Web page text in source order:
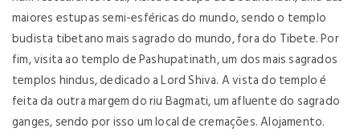
maiores estupas semi-esféricas do mundo, sendo o templo
budista tibetano mais sagrado do mundo, fora do Tibete. Por
fim, visita ao templo de Pashupatinath, um dos mais sagrados
templos hindus, dedicado a Lord Shiva. A vista do templo é
feita da outra margem do riu Bagmati, um afluente do sagrado
ganges, sendo por isso um local de cremações. Alojamento.